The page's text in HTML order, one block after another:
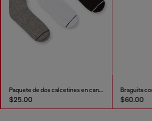
Paquete de dos calcetines en canalé lisos y veteados
$25.00 $60.00